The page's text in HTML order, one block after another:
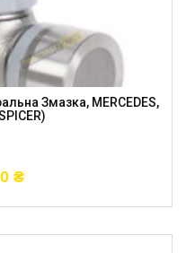
Змазка, MERCEDES,
₴